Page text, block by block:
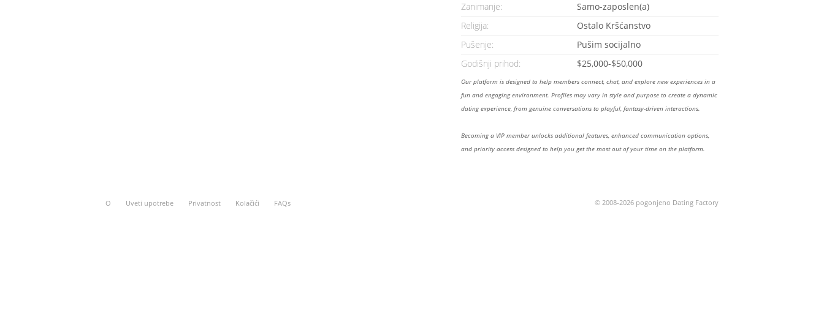
Zanimanje:
Samo-zaposlen(a)
Religija:
Ostalo Kršćanstvo
Pušenje:
Pušim socijalno
Godišnji prihod:
$25,000-$50,000
Our platform is designed to help members connect, chat, and explore new experiences in a
fun and engaging environment. Profiles may vary in style and purpose to create a dynamic
dating experience, from genuine conversations to playful, fantasy-driven interactions.
Becoming a VIP member unlocks additional features, enhanced communication options,
and priority access designed to help you get the most out of your time on the platform.
O Uveti upotrebe Privatnost Kolačići FAQs © 2008-2026 pogonjeno Dating Factory